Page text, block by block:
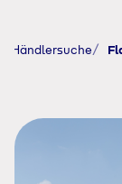
Händlersuche